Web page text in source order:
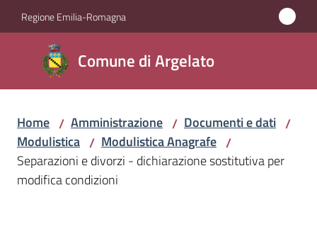
Vai al contenuto
Vai alla navigazione
Vai al footer
Regione Emilia-Romagna
Comune di Argelato
Comune
di
Argelato
Amministrazione
Menu selezionato
Home / Amministrazione / Documenti e dati /
Modulistica / Modulistica Anagrafe /
Separazioni e divorzi - dichiarazione sostitutiva per
modifica condizioni